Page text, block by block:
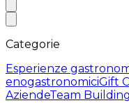
Categorie
Esperienze
enogastronomiciGift
AziendeTeam Building